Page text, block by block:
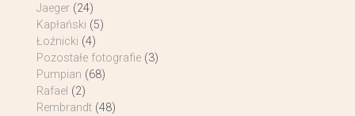
Jaeger (24)
Kapłański (5)
Łoźnicki (4)
Pozostałe fotografie (3)
Pumpian (68)
Rafael (2)
Rembrandt (48)